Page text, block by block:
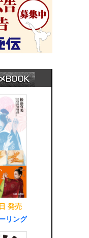
発売
リング